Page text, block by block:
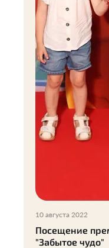
10 августа 2022
Посещение
"Забытое чудо"